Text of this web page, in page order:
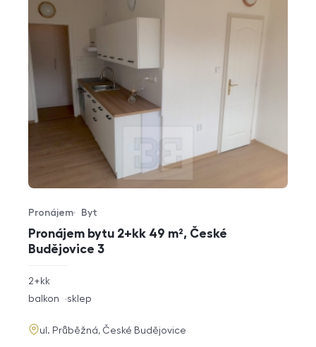
Pronájem bytu 2+kk 49 m², České
Budějovice 3
Typ nabídky
Pronájem
Typ nemovitosti
Byt
rozměry
dispozice
2+kk
funkce
balkon sklep
adresa
ul. Průběžná, České Budějovice